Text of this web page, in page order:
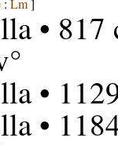
: Lm]
• 817
•
•